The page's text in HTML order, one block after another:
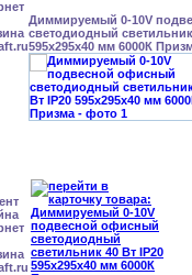
Диммируемый 0-10V
светодиодный
595x295x40 мм 6000К